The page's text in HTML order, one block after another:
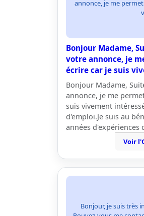
annonce, je me
Bonjour Madame,
votre annonce, je
écrire car je suis
Bonjour Madame,
annonce, je me
suis vivement
d'emploi.Je suis au
années d'expériences
Voir
Bonjour, je suis très